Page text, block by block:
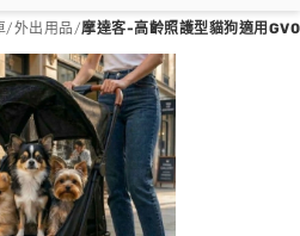
/外出用品/摩達客-高齡照護型貓狗適用